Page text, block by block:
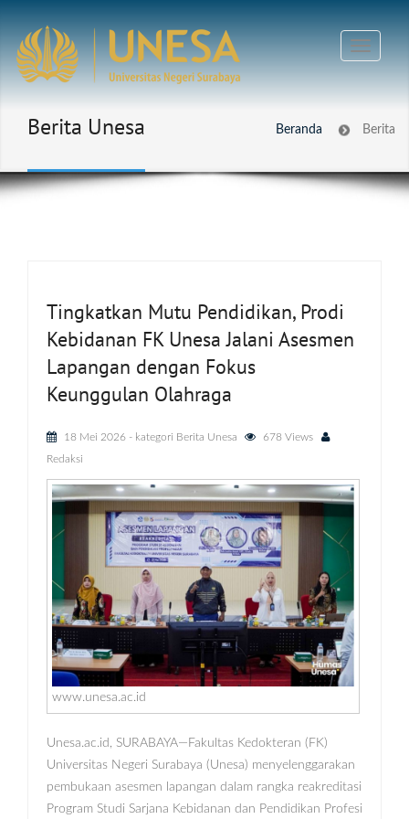
Berita Unesa Beranda Berita
Tingkatkan Mutu Pendidikan, Prodi
Kebidanan FK Unesa Jalani Asesmen
Lapangan dengan Fokus
Keunggulan Olahraga
18 Mei 2026 - kategori Berita Unesa
678 Views
Redaksi
www.unesa.ac.id
Unesa.ac.id, SURABAYA—Fakultas Kedokteran (FK)
Universitas Negeri Surabaya (Unesa) menyelenggarakan
pembukaan asesmen lapangan dalam rangka reakreditasi
Program Studi Sarjana Kebidanan dan Pendidikan Profesi